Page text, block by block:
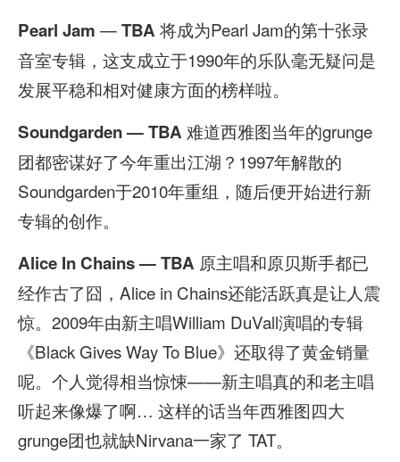
Pearl Jam —TBA 将成为Pearl Jam的第十张录
音室专辑，这支成立于1990年的乐队毫无疑问是
发展平稳和相对健康方面的榜样啦。
Soundgarden — TBA 难道西雅图当年的grunge
团都密谋好了今年重出江湖？1997年解散的
Soundgarden于2010年重组，随后便开始进行新
专辑的创作。
Alice In Chains — TBA 原主唱和原贝斯手都已
经作古了囧，Alice in Chains还能活跃真是让人震
惊。2009年由新主唱William DuVall演唱的专辑
《Black Gives Way To Blue》还取得了黄金销量
呢。个人觉得相当惊悚——新主唱真的和老主唱
听起来像爆了啊… 这样的话当年西雅图四大
grunge团也就缺Nirvana一家了 TAT。